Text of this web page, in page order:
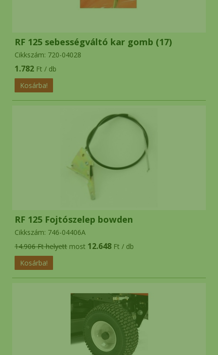
RF 125 sebességváltó kar gomb (17)
Cikkszám: 720-04028
1.782 Ft / db
RF 125 Fojtószelep bowden
Cikkszám: 746-04406A
14.906 Ft helyett most 12.648 Ft / db